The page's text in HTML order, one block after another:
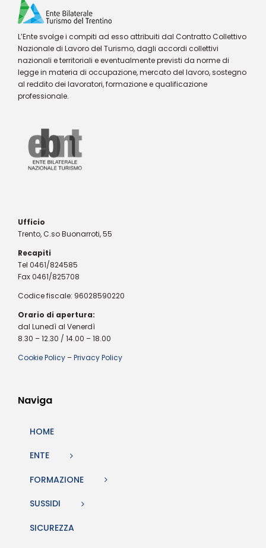
L’Ente svolge i compiti ad esso attribuiti dal Contratto Collettivo
Nazionale di Lavoro del Turismo, dagli accordi collettivi
nazionali e territoriali e eventualmente previsti da norme di
legge in materia di occupazione, mercato del lavoro, sostegno
al reddito dei lavoratori, formazione e qualificazione
professionale.
Ufficio
Trento, C.so Buonarroti, 55
Recapiti
Tel 0461/824585
Fax 0461/825708
Codice fiscale: 96028590220
Orario di apertura:
dal Lunedì al Venerdì
8.30 – 12.30 / 14.00 – 18.00
Cookie Policy –Privacy Policy
Naviga
HOME
ENTE
FORMAZIONE
SUSSIDI
SICUREZZA